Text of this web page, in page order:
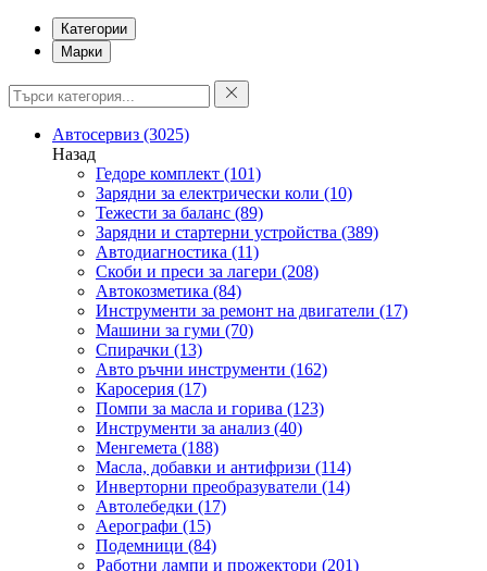
Категории
Марки
Автосервиз (3025)
Назад
Гедоре комплект (101)
Зарядни за електрически коли (10)
Тежести за баланс (89)
Зарядни и стартерни устройства (389)
Автодиагностика (11)
Скоби и преси за лагери (208)
Автокозметика (84)
Инструменти за ремонт на двигатели (17)
Машини за гуми (70)
Спирачки (13)
Авто ръчни инструменти (162)
Каросерия (17)
Помпи за масла и горива (123)
Инструменти за анализ (40)
Менгемета (188)
Масла, добавки и антифризи (114)
Инверторни преобразуватели (14)
Автолебедки (17)
Аерографи (15)
Подемници (84)
Работни лампи и прожектори (201)